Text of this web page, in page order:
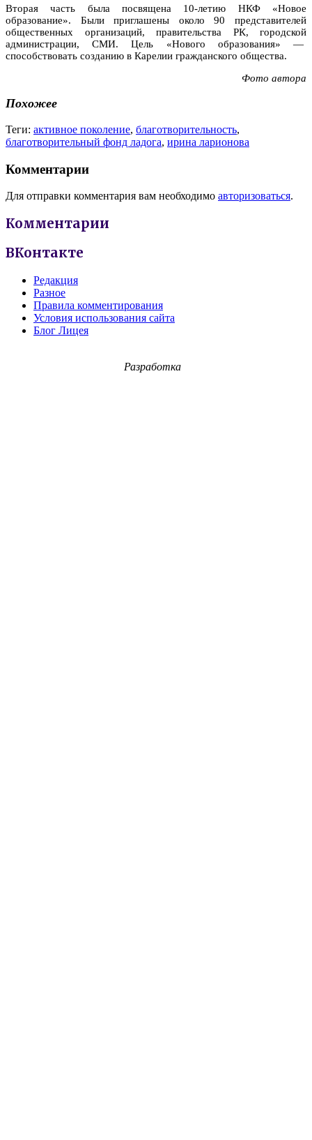
Вторая часть была посвящена 10-летию НКФ «Новое
образование». Были приглашены около 90 представителей
общественных организаций, правительства РК, городской
администрации, СМИ. Цель «Нового образования» —
способствовать созданию в Карелии гражданского общества.
Фото автора
Похожее
Теги: активное поколение, благотворительность,
благотворительный фонд ладога, ирина ларионова
Комментарии
Для отправки комментария вам необходимо авторизоваться.
Комментарии
ВКонтакте
Редакция
Разное
Правила комментирования
Условия использования сайта
Блог Лицея
Разработка